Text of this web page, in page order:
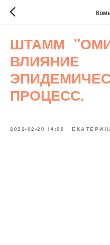
ШТАММ
ПРОЦЕСС.
2022-02-20 14:00